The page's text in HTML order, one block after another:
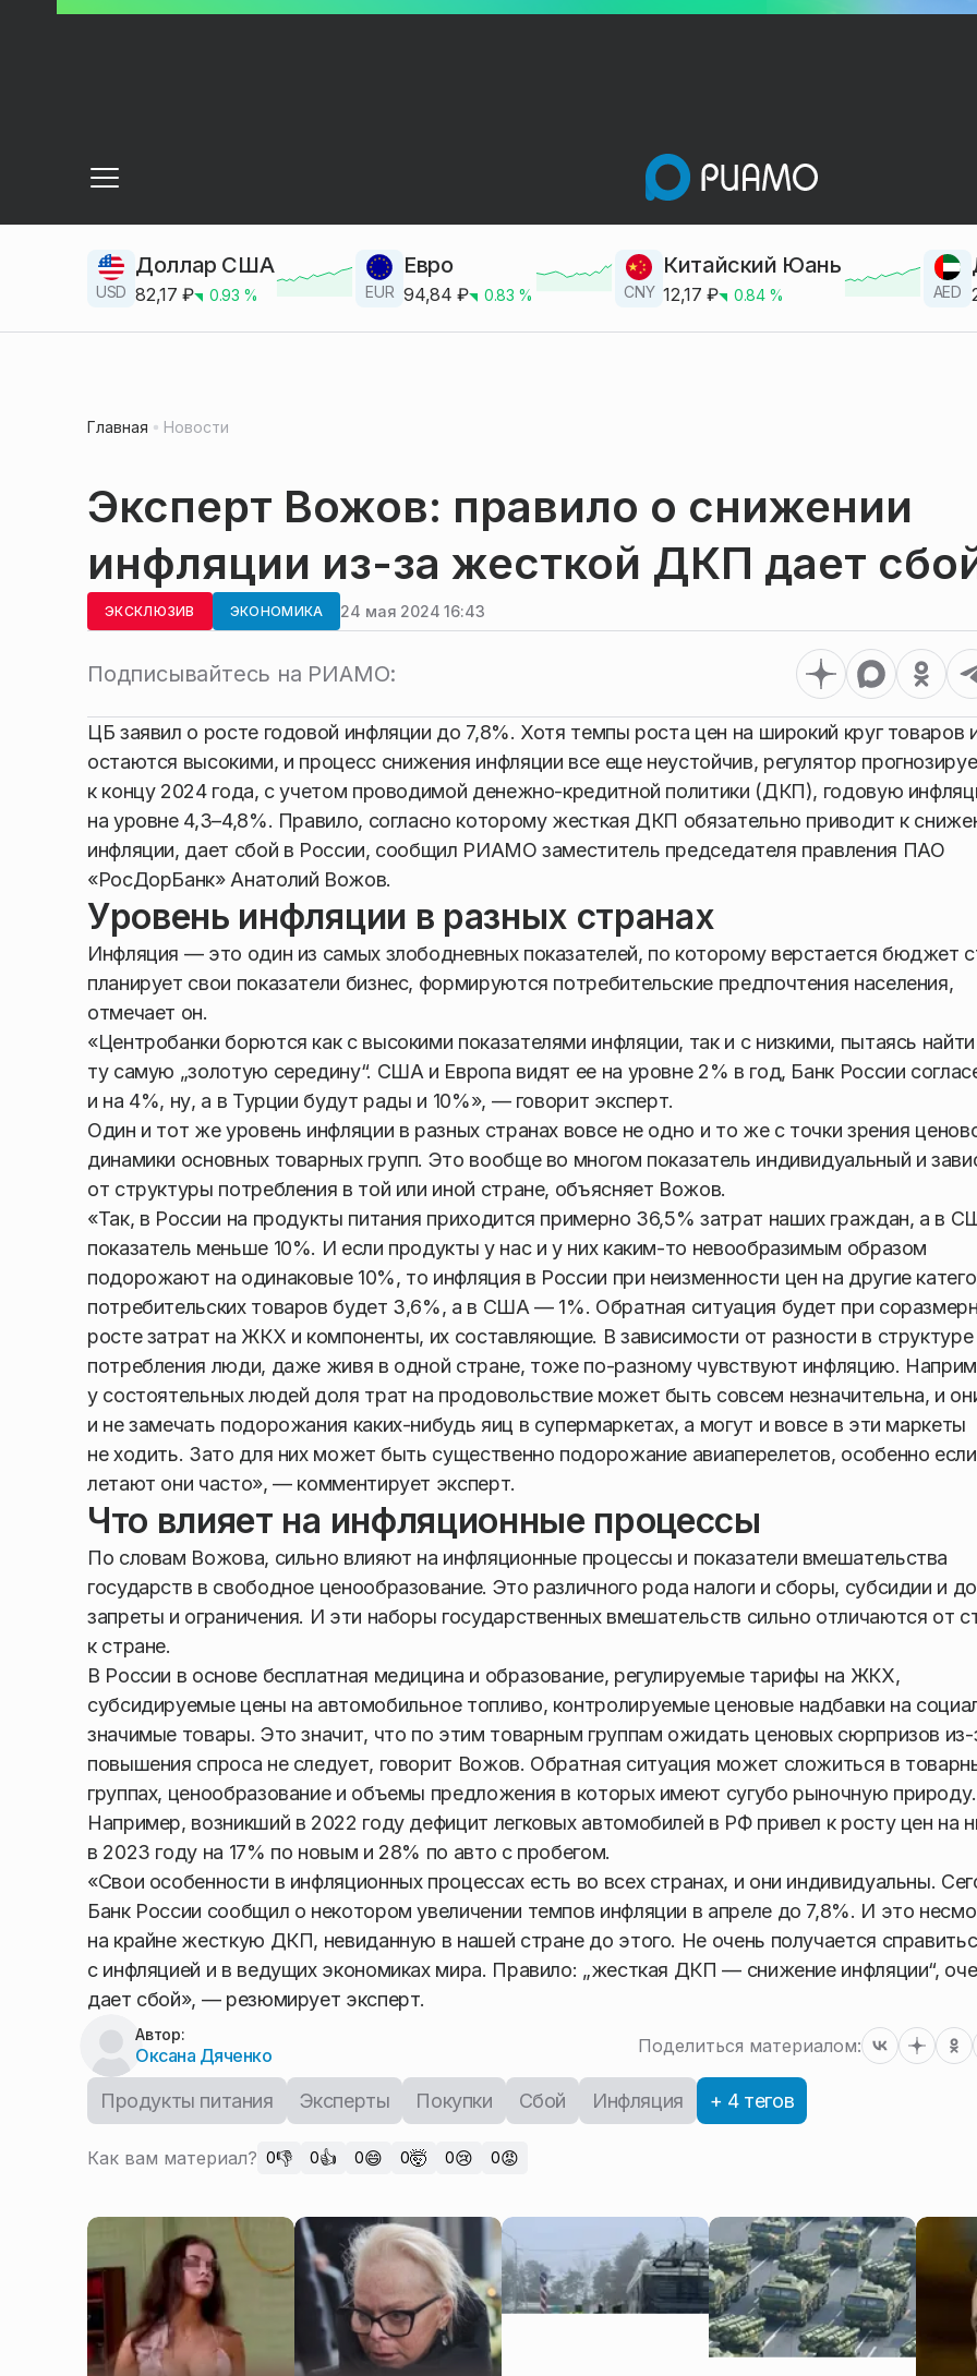
USD
Доллар США
82,17 ₽ 0.93 % EUR
Евро
94,84 ₽ 0.83 % CNY
Китайский Юань
12,17 ₽ 0.84% AED
Главная Новости
Эксперт Вожов: правило о снижении
инфляции из-за жесткой ДКП дает
ЭКСКЛЮЗИВ ЭКОНОМИКА 24 мая 2024 16:43
Подписывайтесь на РИАМО:
ЦБ заявил о росте годовой инфляции до 7,8%. Хотя темпы роста цен на широкий круг товаров
остаются высокими, и процесс снижения инфляции все еще неустойчив, регулятор
к концу 2024 года, с учетом проводимой денежно-кредитной политики (ДКП), годовую
на уровне 4,3–4,8%. Правило, согласно которому жесткая ДКП обязательно приводит к
инфляции, дает сбой в России, сообщил РИАМО заместитель председателя правления ПАО
«РосДорБанк» Анатолий Вожов.
Уровень инфляции в разных странах
Инфляция — это один из самых злободневных показателей, по которому верстается бюджет
планирует свои показатели бизнес, формируются потребительские предпочтения населения,
отмечает он.
«Центробанки борются как с высокими показателями инфляции, так и с низкими, пытаясь найти
ту самую „золотую середину“. США и Европа видят ее на уровне 2% в год, Банк России
и на 4%, ну, а в Турции будут рады и 10%», — говорит эксперт.
Один и тот же уровень инфляции в разных странах вовсе не одно и то же с точки зрения
динамики основных товарных групп. Это вообще во многом показатель индивидуальный и
от структуры потребления в той или иной стране, объясняет Вожов.
«Так, в России на продукты питания приходится примерно 36,5% затрат наших граждан, а в
показатель меньше 10%. И если продукты у нас и у них каким-то невообразимым образом
подорожают на одинаковые 10%, то инфляция в России при неизменности цен на другие
потребительских товаров будет 3,6%, а в США — 1%. Обратная ситуация будет при
росте затрат на ЖКХ и компоненты, их составляющие. В зависимости от разности в структуре
потребления люди, даже живя в одной стране, тоже по-разному чувствуют инфляцию.
у состоятельных людей доля трат на продовольствие может быть совсем незначительна, и
и не замечать подорожания каких-нибудь яиц в супермаркетах, а могут и вовсе в эти маркеты
не ходить. Зато для них может быть существенно подорожание авиаперелетов, особенно если
летают они часто», — комментирует эксперт.
Что влияет на инфляционные процессы
По словам Вожова, сильно влияют на инфляционные процессы и показатели вмешательства
государств в свободное ценообразование. Это различного рода налоги и сборы, субсидии и
запреты и ограничения. И эти наборы государственных вмешательств сильно отличаются от
к стране.
В России в основе бесплатная медицина и образование, регулируемые тарифы на ЖКХ,
субсидируемые цены на автомобильное топливо, контролируемые ценовые надбавки на
значимые товары. Это значит, что по этим товарным группам ожидать ценовых сюрпризов из-
повышения спроса не следует, говорит Вожов. Обратная ситуация может сложиться в
группах, ценообразование и объемы предложения в которых имеют сугубо рыночную природу.
Например, возникший в 2022 году дефицит легковых автомобилей в РФ привел к росту цен на
в 2023 году на 17% по новым и 28% по авто с пробегом.
«Свои особенности в инфляционных процессах есть во всех странах, и они индивидуальны.
Банк России сообщил о некотором увеличении темпов инфляции в апреле до 7,8%. И это
на крайне жесткую ДКП, невиданную в нашей стране до этого. Не очень получается
с инфляцией и в ведущих экономиках мира. Правило: „жесткая ДКП — снижение инфляции“,
дает сбой», — резюмирует эксперт.
Автор:
Оксана Дяченко Поделиться материалом:
Продукты питания Эксперты Покупки Сбой Инфляция + 4 тегов
Как вам материал? 0👎 0👍 0😄 0🤯 0😢 0😡